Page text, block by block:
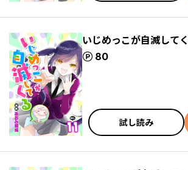
いじめっこが自滅して
80
ポイント
試し読み